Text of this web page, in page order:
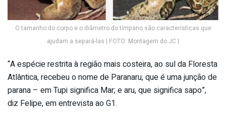
O tamanho do corpo e o diâmetro do tímpano são características que
ajudam a separá-las | FOTO: Montagem do JC |
“A espécie restrita à região mais costeira, ao sul da Floresta
Atlântica, recebeu o nome de Paranaru, que é uma junção de
parana – em Tupi significa Mar; e aru, que significa sapo”,
diz Felipe, em entrevista ao G1.